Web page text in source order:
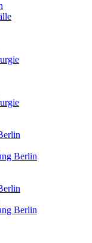
Berlin
Berlin